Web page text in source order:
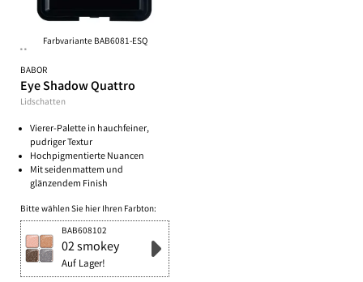
Farbvariante BAB6081-ESQ
**
BABOR
Eye Shadow Quattro
Lidschatten
Vierer-Palette in hauchfeiner,
pudriger Textur
Hochpigmentierte Nuancen
Mit seidenmattem und
glänzendem Finish
Bitte wählen Sie hier Ihren Farbton:
BAB608102
02 smokey
Auf Lager!